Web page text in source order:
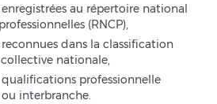
au répertoire national
(RNCP),
dans la classification
nationale,
professionnelle
interbranche.